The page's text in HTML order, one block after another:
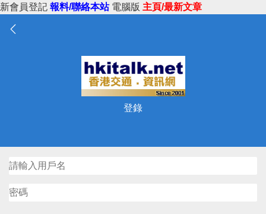
新會員登記 報料/聯絡本站 電腦版 主頁/最新文章
登錄